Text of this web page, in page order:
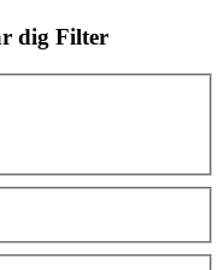
dig Filter